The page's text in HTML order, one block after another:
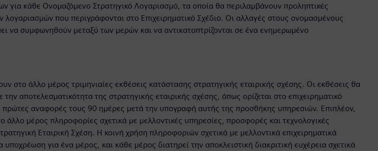
για κάθε Ονομαζόμενο Στρατηγικό Λογαριασμό, τα οποία θα περιλαμβάνουν προληπτικές
λογαριασμών που περιγράφονται στο Επιχειρηματικό Σχέδιο. Οι αλλαγές στους ονομασμένους
να συμφωνηθούν μεταξύ των μερών και να αντικατοπτρίζονται σε ένα ενημερωμένο
στο άλλο μέρος τριμηνιαίες εκθέσεις κατάστασης στρατηγικής εταιρικής σχέσης. Οι εκθέσεις θα
αποτελεσματικότητα της στρατηγικής εταιρικής σχέσης, όπως ορίζεται στο επιχειρηματικό
πρώτες αναφορές τους 90 ημέρες μετά την υπογραφή αυτής της προσθήκης υπηρεσιών. Επιπλέον,
άλλο μέρος πληροφορίες σχετικά με μελλοντικές υπηρεσίες, προσφορές και τεχνολογικές
Εταιρική Σχέση. Η κοινή χρήση πληροφοριών σχετικά με μελλοντικά επιχειρηματικά
για ένα μέρος, και κάθε μέρος διατηρεί την αποκλειστική διακριτική ευχέρεια σχετικά